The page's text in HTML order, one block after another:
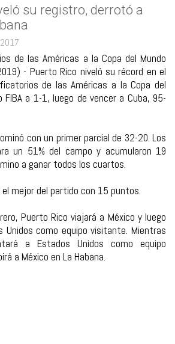
su registro, derrotó a
de las Américas a la Copa del Mundo
- Puerto Rico niveló su récord en el
de las Américas a la Copa del
FIBA a 1-1, luego de vencer a Cuba, 95-
con un primer parcial de 32-20. Los
un 51% del campo y acumularon 19
a ganar todos los cuartos.
mejor del partido con 15 puntos.
Puerto Rico viajará a México y luego
como equipo visitante. Mientras
a Estados Unidos como equipo
a México en La Habana.